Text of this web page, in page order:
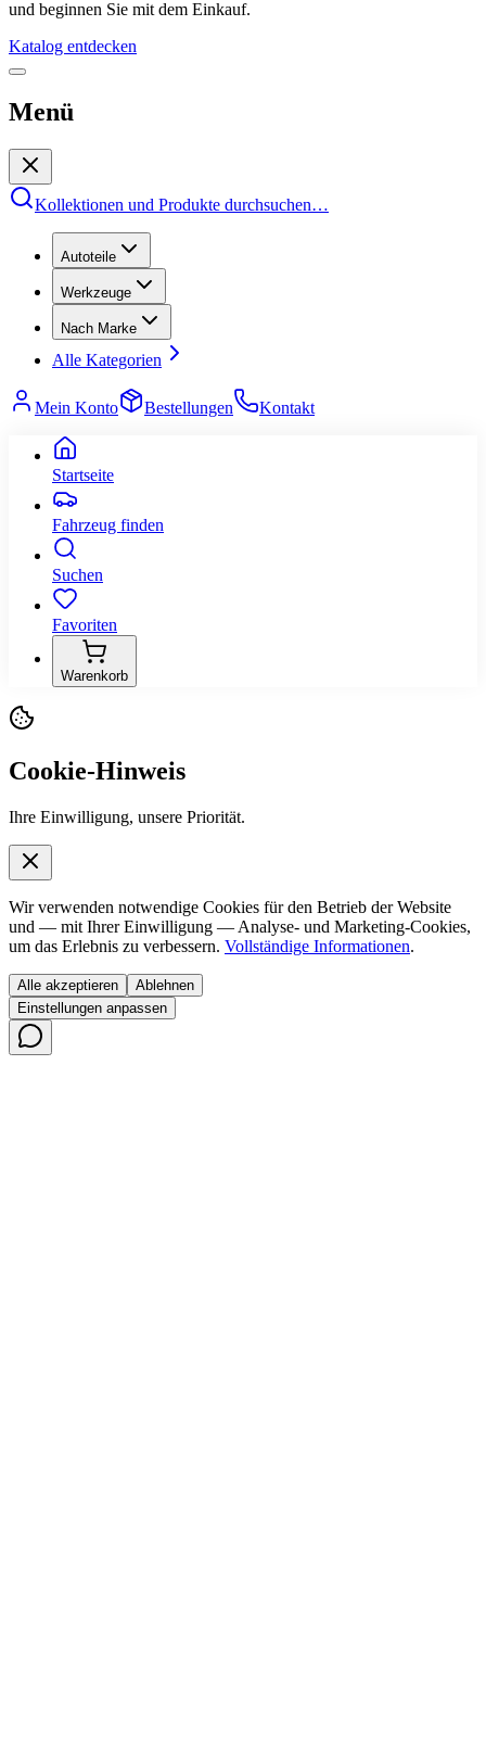
und beginnen Sie mit dem Einkauf.
Katalog entdecken
Menü
Kollektionen und Produkte durchsuchen…
Autoteile
Werkzeuge
Nach Marke
Alle Kategorien
Mein Konto Bestellungen Kontakt
Startseite
Fahrzeug finden
Suchen
Favoriten
Warenkorb
Cookie-Hinweis
Ihre Einwilligung, unsere Priorität.
Wir verwenden notwendige Cookies für den Betrieb der Website
und — mit Ihrer Einwilligung — Analyse- und Marketing-Cookies,
um das Erlebnis zu verbessern. Vollständige Informationen.
Alle akzeptieren
Ablehnen
Einstellungen anpassen